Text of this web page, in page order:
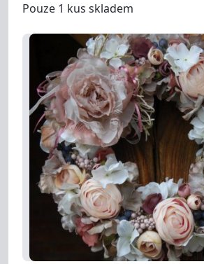
Pouze 1 kus skladem